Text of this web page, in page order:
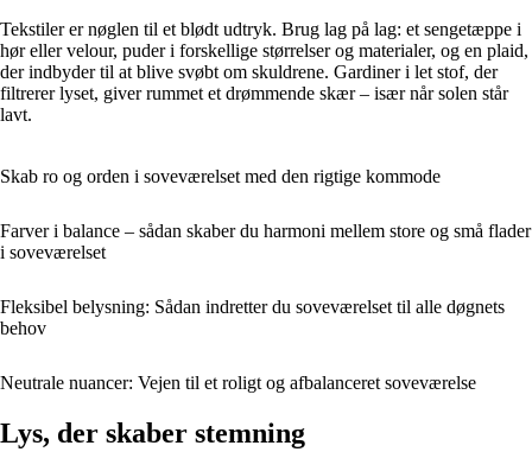
Tekstiler er nøglen til et blødt udtryk. Brug lag på lag: et sengetæppe i
hør eller velour, puder i forskellige størrelser og materialer, og en plaid,
der indbyder til at blive svøbt om skuldrene. Gardiner i let stof, der
filtrerer lyset, giver rummet et drømmende skær – især når solen står
lavt.
Skab ro og orden i soveværelset med den rigtige kommode
Farver i balance – sådan skaber du harmoni mellem store og små flader
i soveværelset
Fleksibel belysning: Sådan indretter du soveværelset til alle døgnets
behov
Neutrale nuancer: Vejen til et roligt og afbalanceret soveværelse
Lys, der skaber stemning